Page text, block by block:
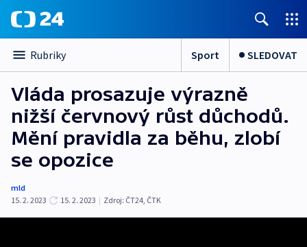
Rubriky Sport SLEDOVAT
Vláda prosazuje výrazně
nižší červnový růst důchodů.
Mění pravidla za běhu, zlobí
se opozice
mld
15. 2. 2023
15. 2. 2023 | Zdroj: ČT24, ČTK